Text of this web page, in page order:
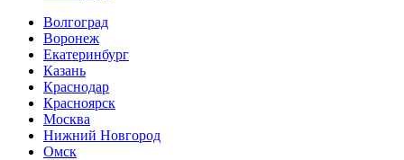
Волгоград
Воронеж
Екатеринбург
Казань
Краснодар
Красноярск
Москва
Нижний Новгород
Омск